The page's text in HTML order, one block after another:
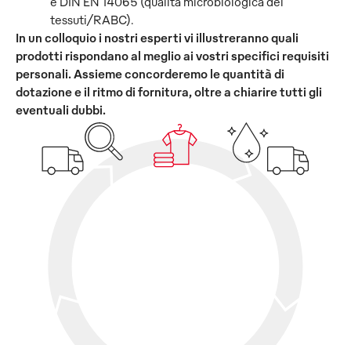
tessuti/RABC).
In un colloquio i nostri esperti vi illustreranno quali
prodotti rispondano al meglio ai vostri specifici requisiti
personali. Assieme concorderemo le quantità di
dotazione e il ritmo di fornitura, oltre a chiarire tutti gli
eventuali dubbi.